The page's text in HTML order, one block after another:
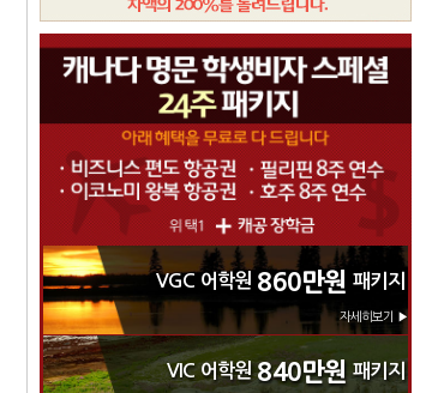
VGC 어학원 860만원 패키지
자세히보기 ▶
VIC 어학원 840만원 패키지